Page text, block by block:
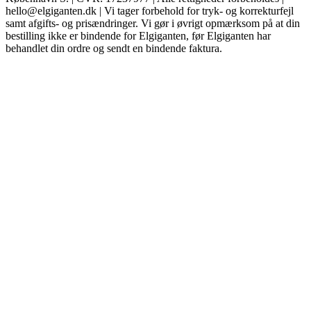
hello@elgiganten.dk | Vi tager forbehold for tryk- og korrekturfejl
samt afgifts- og prisændringer. Vi gør i øvrigt opmærksom på at din
bestilling ikke er bindende for Elgiganten, før Elgiganten har
behandlet din ordre og sendt en bindende faktura.